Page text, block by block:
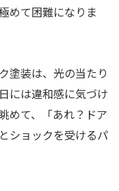
めて困難になりま
塗装は、光の当たり
には違和感に気づけ
めて、「あれ？ドア
ショックを受けるパ